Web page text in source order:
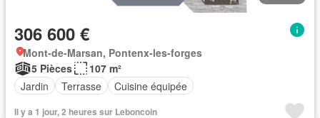
306 600 €
Mont-de-Marsan, Pontenx-les-forges
5 Pièces
107 m²
Jardin
Terrasse Cuisine équipée
Il y a 1 jour, 2 heures sur Leboncoin